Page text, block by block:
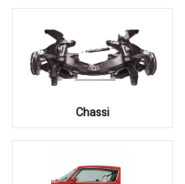
Chassi